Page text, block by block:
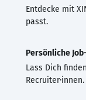
Entdecke mit
passt.
Persönliche
Lass Dich
Recruiter·innen.